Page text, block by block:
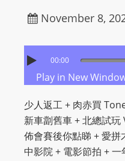
November 8,
00:00
Play in New
少人返工 + 肉赤買
新車劏舊車 + 北總試
佈會賽後你點睇 + 愛拼
中影院 + 電影節拍 +